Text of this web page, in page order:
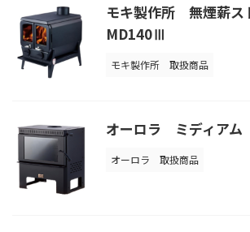
モキ製作所 無煙薪ス
MD140Ⅲ
モキ製作所 取扱商品
オーロラ ミディアム
オーロラ 取扱商品